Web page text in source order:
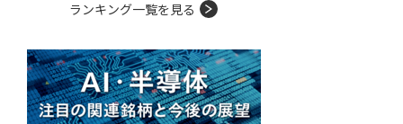
ランキング一覧を見る